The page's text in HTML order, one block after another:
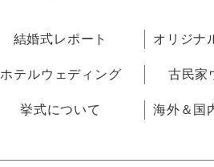
結婚式レポート オリジナ
ホテルウェディング 古民家
挙式について 海外＆国